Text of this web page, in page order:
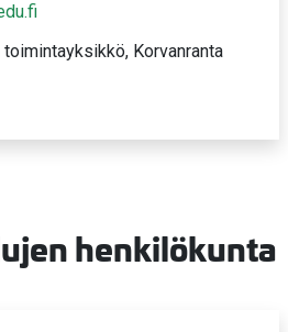
Korvanranta
henkilökunta